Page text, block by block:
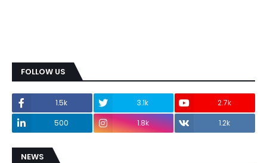
FOLLOW US
1.5k 3.1k
2.7k
500
1.8k 1.2k
NEWS